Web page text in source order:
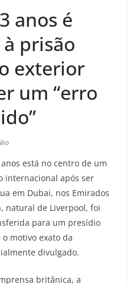
anos é
prisão
exterior
um “erro
está no centro de um
internacional após ser
em Dubai, nos Emirados
natural de Liverpool, foi
para um presídio
motivo exato da
divulgado.
britânica, a